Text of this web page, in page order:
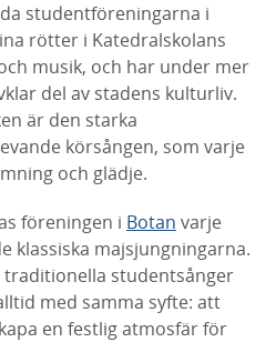
studentföreningarna i
rötter i Katedralskolans
musik, och har under mer
del av stadens kulturliv.
är den starka
körsången, som varje
och glädje.
föreningen i Botan varje
klassiska majsjungningarna.
traditionella studentsånger
med samma syfte: att
en festlig atmosfär för